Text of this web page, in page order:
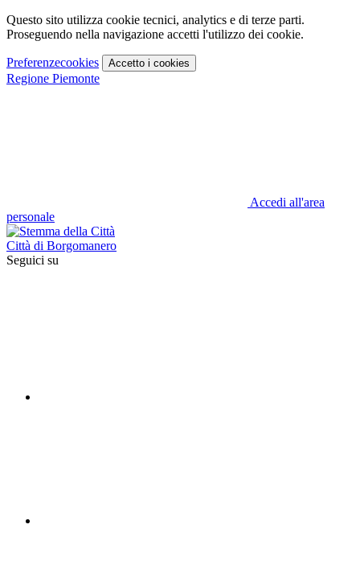
Questo sito utilizza cookie tecnici, analytics e di terze parti.
Proseguendo nella navigazione accetti l'utilizzo dei cookie.
Preferenzecookies Accetto i cookies
Regione Piemonte
Accedi all'area
personale
Città di Borgomanero
Seguici su